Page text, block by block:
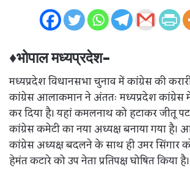
♦भोपाल मध्यप्रदेश-
मध्यप्रदेश विधानसभा चुनाव में कांग्रेस की
कांग्रेस आलाकमान ने अंततः मध्यप्रदेश कांग्रेस
कर दिया है। यहां कमलनाथ को हटाकर जीतू
कांग्रेस कमेटी का नया अध्यक्ष बनाया गया है।
कांग्रेस अध्यक्ष बदलने के साथ ही उमर सिंगार
हेमंत कटारे को उप नेता प्रतिपक्ष घोषित किया है।